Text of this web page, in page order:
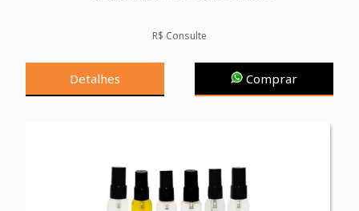
R$ Consulte
Detalhes Comprar